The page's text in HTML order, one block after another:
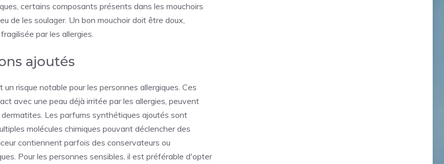
certains composants présents dans les mouchoirs
de les soulager. Un bon mouchoir doit être doux,
par les allergies.
ajoutés
risque notable pour les personnes allergiques. Ces
avec une peau déjà irritée par les allergies, peuvent
Les parfums synthétiques ajoutés sont
molécules chimiques pouvant déclencher des
contiennent parfois des conservateurs ou
Pour les personnes sensibles, il est préférable d'opter